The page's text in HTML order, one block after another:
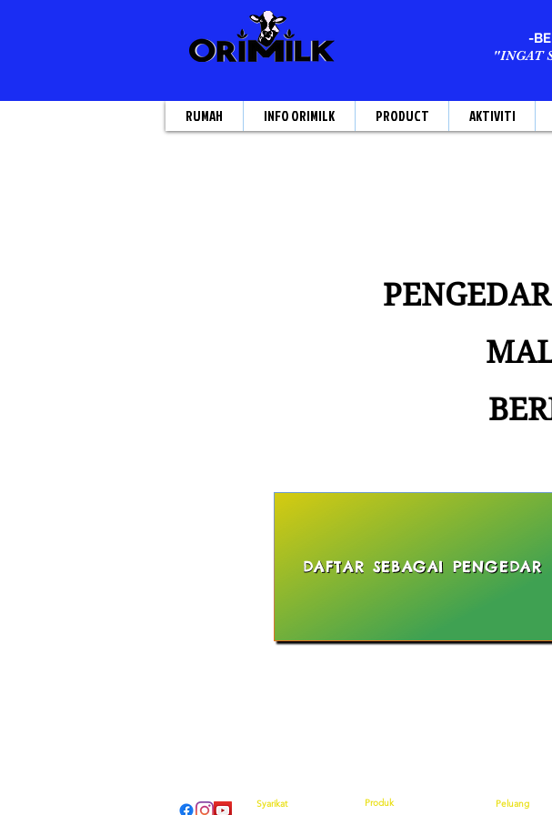
-
"INGAT
DAFTAR SEBAGAI PENGEDAR
RUMAH INFO ORIMILK PRODUCT AKTIVITI
Syarikat
Produk
Peluang